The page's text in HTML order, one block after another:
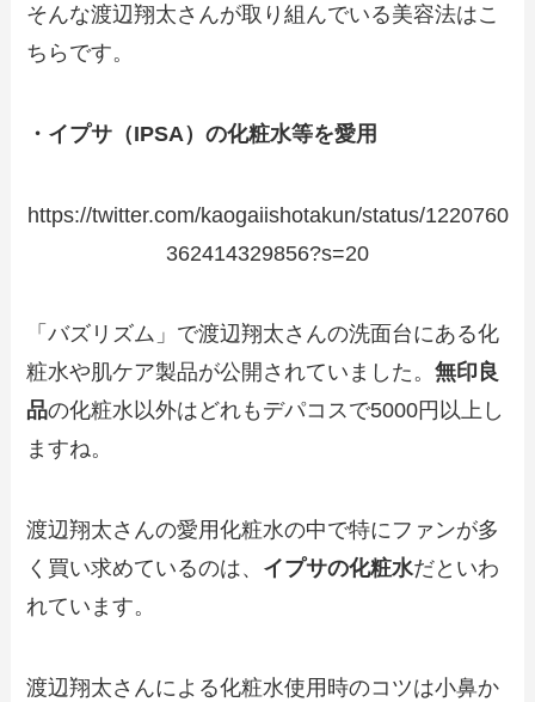
そんな渡辺翔太さんが取り組んでいる美容法はこ
ちらです。
・イプサ（IPSA）の化粧水等を愛用
https://twitter.com/kaogaiishotakun/status/1220760
362414329856?s=20
「バズリズム」で渡辺翔太さんの洗面台にある化
粧水や肌ケア製品が公開されていました。無印良
品の化粧水以外はどれもデパコスで5000円以上し
ますね。
渡辺翔太さんの愛用化粧水の中で特にファンが多
く買い求めているのは、 イプサの化粧水だといわ
れています。
渡辺翔太さんによる化粧水使用時のコツは小鼻か